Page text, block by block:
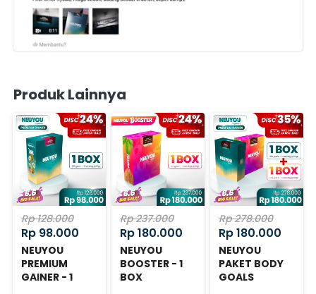
Produk Lainnya
Rp 128.000
Rp 98.000
NEUYOU
PREMIUM
GAINER - 1
Rp 237.000
Rp 180.000
NEUYOU
BOOSTER - 1
BOX
Rp 278.000
Rp 180.000
NEUYOU
PAKET BODY
GOALS